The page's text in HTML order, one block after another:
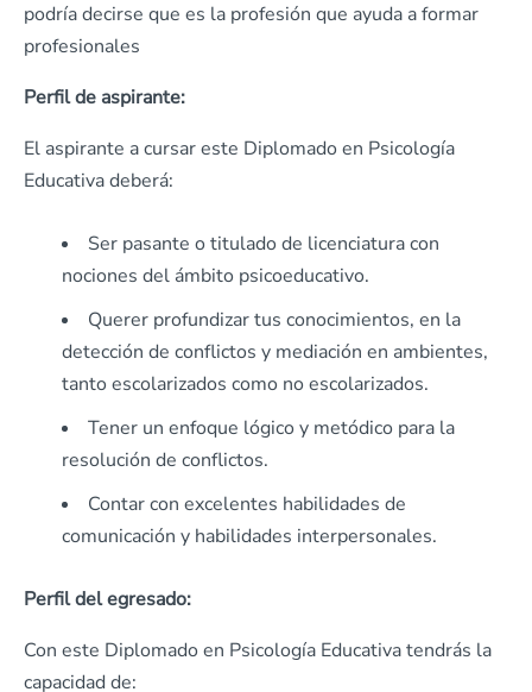
podría decirse que es la profesión que ayuda a formar
profesionales
Perfil de aspirante:
El aspirante a cursar este Diplomado en Psicología
Educativa deberá:
Ser pasante o titulado de licenciatura con
nociones del ámbito psicoeducativo.
Querer profundizar tus conocimientos, en la
detección de conflictos y mediación en ambientes,
tanto escolarizados como no escolarizados.
Tener un enfoque lógico y metódico para la
resolución de conflictos.
Contar con excelentes habilidades de
comunicación y habilidades interpersonales.
Perfil del egresado:
Con este Diplomado en Psicología Educativa tendrás la
capacidad de: